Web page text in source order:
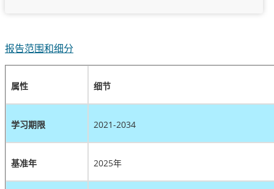
报告范围和细分
属性 细节
学习期限 2021-2034
基准年 2025年